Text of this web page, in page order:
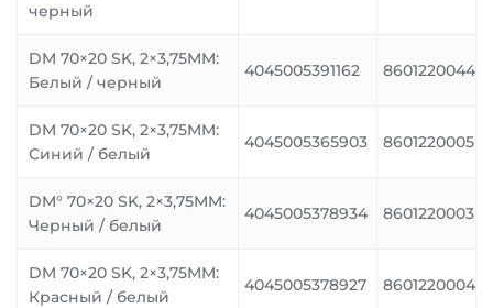
черный
DM 70×20 SK, 2×3,75MM:
Белый / черный
4045005391162 8601220044
DM 70×20 SK, 2×3,75MM:
Синий / белый
4045005365903 8601220005
DM° 70×20 SK, 2×3,75MM:
Черный / белый
4045005378934 8601220003
DM 70×20 SK, 2×3,75MM:
Красный / белый
4045005378927 8601220004